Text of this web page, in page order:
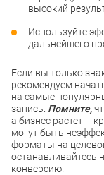
высокий
Используйте
дальнейшего
Если вы только
рекомендуем
на самые
запись. Помните,
а бизнес растет –
могут быть
форматы на
останавливайтесь
конверсию.